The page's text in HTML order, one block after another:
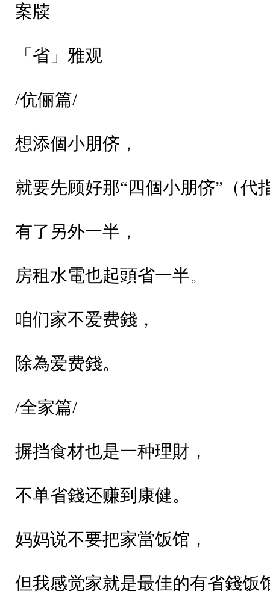
案牍
「省」雅观
/伉俪篇/
想添個小朋侪，
就要先顾好那“四個小朋侪”（代
有了另外一半，
房租水電也起頭省一半。
咱们家不爱费錢，
除為爱费錢。
/全家篇/
摒挡食材也是一种理財，
不单省錢还赚到康健。
妈妈说不要把家當饭馆，
但我感觉家就是最佳的有省錢饭